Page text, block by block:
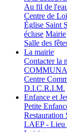
Au fil de
Centre de
Église Saint
écluse Mairie
Salle des
La mairie
Contacter la
Centre
D.I.C.R.I.M.
Enfance et
Petite
Restauration
LAEP - Lieu